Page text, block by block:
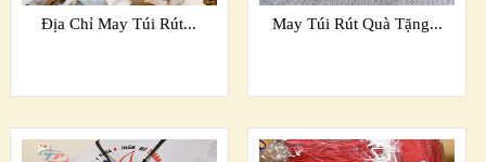
Địa Chỉ May Túi Rút... May Túi Rút Quà Tặng...